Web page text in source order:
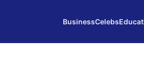
BusinessCelebs